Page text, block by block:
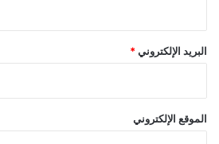
البريد الإلكتروني *
الموقع الإلكتروني